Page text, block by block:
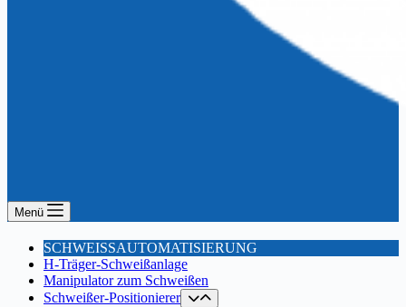
Menü
SCHWEISSAUTOMATISIERUNG
H-Träger-Schweißanlage
Manipulator zum Schweißen
Schweißer-Positionierer